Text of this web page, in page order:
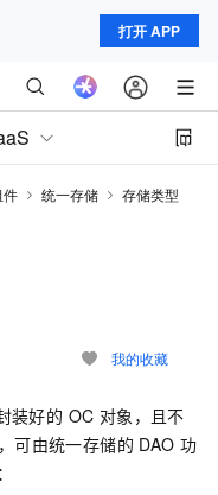
打开 APP
件 统一存储
存储类型
我的收藏
装好的 OC 对象，且不
可由统一存储的 DAO 功